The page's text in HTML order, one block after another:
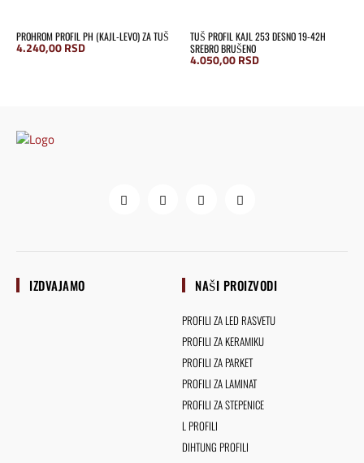
PROHROM PROFIL PH (KAJL-LEVO) ZA TUŠ
4.240,00RSD
TUŠ PROFIL KAJL 253 DESNO 19-42H
SREBRO BRUŠENO
4.050,00RSD
IZDVAJAMO NAŠI PROIZVODI
PROFILI ZA LED RASVETU
PROFILI ZA KERAMIKU
PROFILI ZA PARKET
PROFILI ZA LAMINAT
PROFILI ZA STEPENICE
L PROFILI
DIHTUNG PROFILI